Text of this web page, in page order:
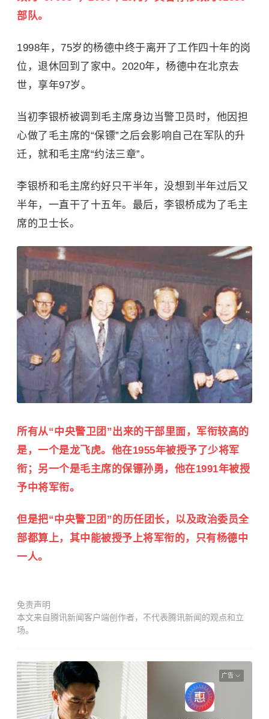
部队。
1998年，75岁的杨德中终于离开了工作四十年的岗
位，退休回到了家中。2020年，杨德中在北京去
世，享年97岁。
当初李银桥被调到毛主席身边当警卫员时，他因担
心做了毛主席的“保镖”之后会影响自己在军队的升
迁，就和毛主席“约法三章”。
李银桥和毛主席约好只干半年，没想到半年过后又
半年，一直干了十五年。最后，李银桥成为了毛主
席的卫士长。
所有从“中央警卫团”出来的干部里面，军衔较高的
是，一个是龙飞虎。他在1955年被授予了少将军
衔；另一个是毛主席的保镖孙勇，他在1991年被授
予中将军衔。
但是把“中央警卫团”的历任团长，以及政治委员全
部都算上，其中能被授予上将军衔的，只有杨德中
一人。
免责声明
本文来自腾讯新闻客户端创作者，不代表腾讯新闻的观点和立
场。
广告